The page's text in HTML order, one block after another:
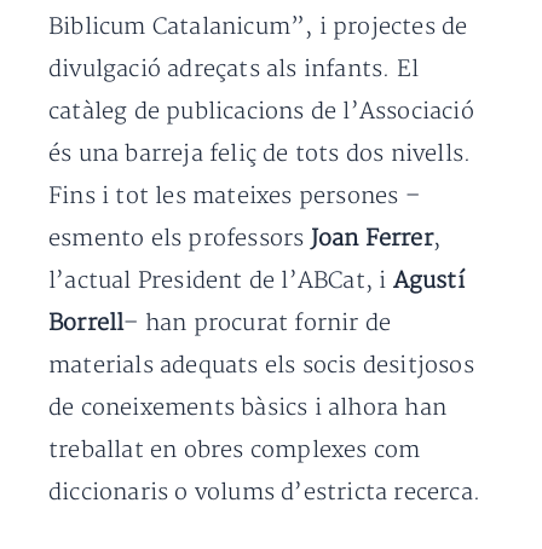
Biblicum Catalanicum”, i projectes de
divulgació adreçats als infants. El
catàleg de publicacions de l’Associació
és una barreja feliç de tots dos nivells.
Fins i tot les mateixes persones –
esmento els professors Joan Ferrer,
l’actual President de l’ABCat, i Agustí
Borrell– han procurat fornir de
materials adequats els socis desitjosos
de coneixements bàsics i alhora han
treballat en obres complexes com
diccionaris o volums d’estricta recerca.